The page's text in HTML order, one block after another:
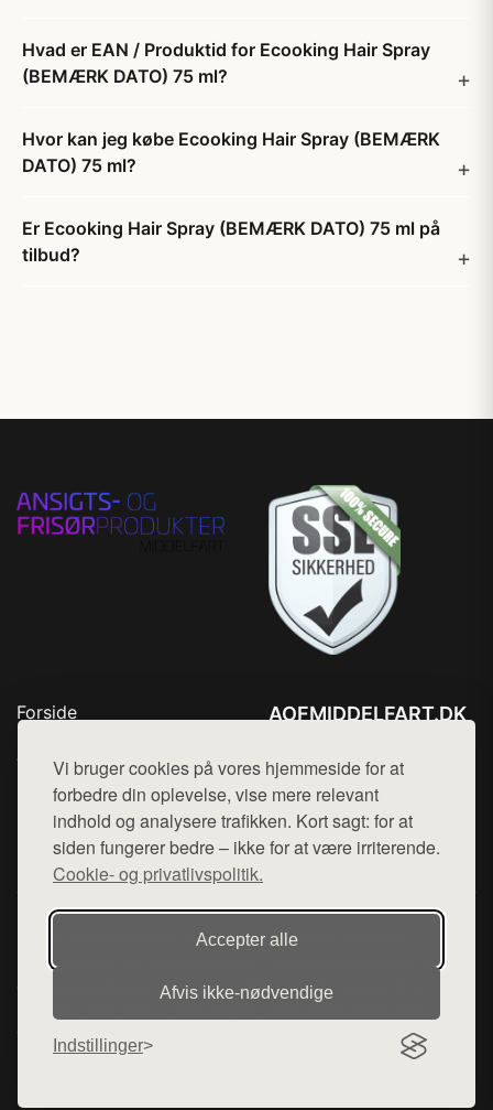
Vi bruger cookies på vores hjemmeside for at
forbedre din oplevelse, vise mere relevant
indhold og analysere trafikken. Kort sagt: for at
siden fungerer bedre – ikke for at være irriterende.
Cookie- og privatlivspolitik.
Accepter alle
Afvis ikke‑nødvendige
Indstillinger
Hvad er EAN / Produktid for Ecooking Hair Spray
(BEMÆRK DATO) 75 ml?
Hvor kan jeg købe Ecooking Hair Spray (BEMÆRK
DATO) 75 ml?
Er Ecooking Hair Spray (BEMÆRK DATO) 75 ml på
tilbud?
Forside
Top Rabatter
Blog
Kontakt
AOFMIDDELFART.DK
Mail: hej@want.dk
Cookie- og privatlivspolitik
Denne side er en del af want.dk, der udgiver en række
hjemmesider med præsentation af forskellige produkter fra
diverse webshops. Der sælges ikke varer fra denne side - vi
henviser til de shops, som sælger varen. Vi har heller ikke
varerne på lager.